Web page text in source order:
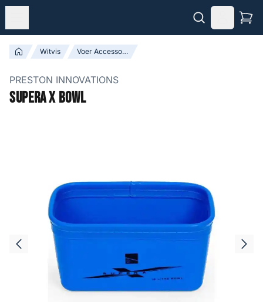
Witvis Voer Accessoires
PRESTON INNOVATIONS
Supera X Bowl